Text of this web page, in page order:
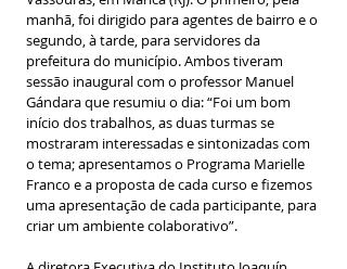
manhã, foi dirigido para agentes de bairro e o
segundo, à tarde, para servidores da
prefeitura do município. Ambos tiveram
sessão inaugural com o professor Manuel
Gándara que resumiu o dia: “Foi um bom
início dos trabalhos, as duas turmas se
mostraram interessadas e sintonizadas com
o tema; apresentamos o Programa Marielle
Franco e a proposta de cada curso e fizemos
uma apresentação de cada participante, para
criar um ambiente colaborativo”.